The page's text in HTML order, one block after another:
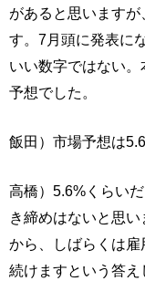
があると思います
す。7月頭に発表に
いい数字ではない
予想でした。
飯田）市場予想は
高橋）5.6%くらい
き締めはないと思
から、しばらくは
続けますという答え